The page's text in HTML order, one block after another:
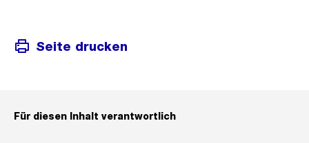
Seite drucken
Für diesen Inhalt verantwortlich